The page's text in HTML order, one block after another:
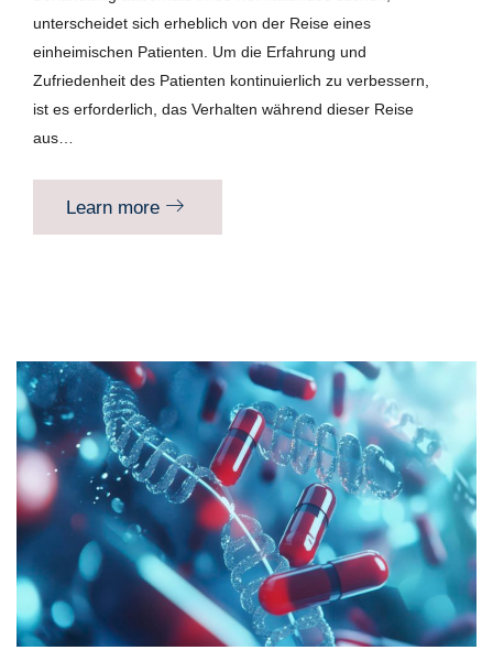
unterscheidet sich erheblich von der Reise eines
einheimischen Patienten. Um die Erfahrung und
Zufriedenheit des Patienten kontinuierlich zu verbessern,
ist es erforderlich, das Verhalten während dieser Reise
aus…
Learn more